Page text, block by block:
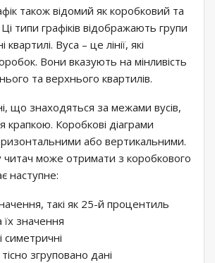
також відомий як коробковий та
типи графіків відображають групи
Вуса – це лінії, які
Вони вказують на мінливість
та верхнього квартилів.
що знаходяться за межами вусів,
крапкою. Коробкові діаграми
або вертикальними.
читач може отримати з коробкового
наступне:
такі як 25-й процентиль
значення
згруповано дані